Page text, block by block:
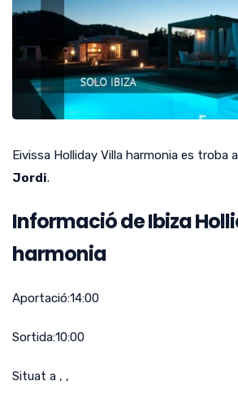
Eivissa Holliday Villa harmonia es troba
Jordi.
Informació de Ibiza
harmonia
Aportació:14:00
Sortida:10:00
Situat a , ,